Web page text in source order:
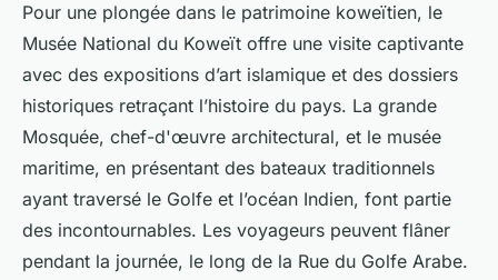
Pour une plongée dans le patrimoine koweïtien, le
Musée National du Koweït offre une visite captivante
avec des expositions d’art islamique et des dossiers
historiques retraçant l’histoire du pays. La grande
Mosquée, chef-d'œuvre architectural, et le musée
maritime, en présentant des bateaux traditionnels
ayant traversé le Golfe et l’océan Indien, font partie
des incontournables. Les voyageurs peuvent flâner
pendant la journée, le long de la Rue du Golfe Arabe.